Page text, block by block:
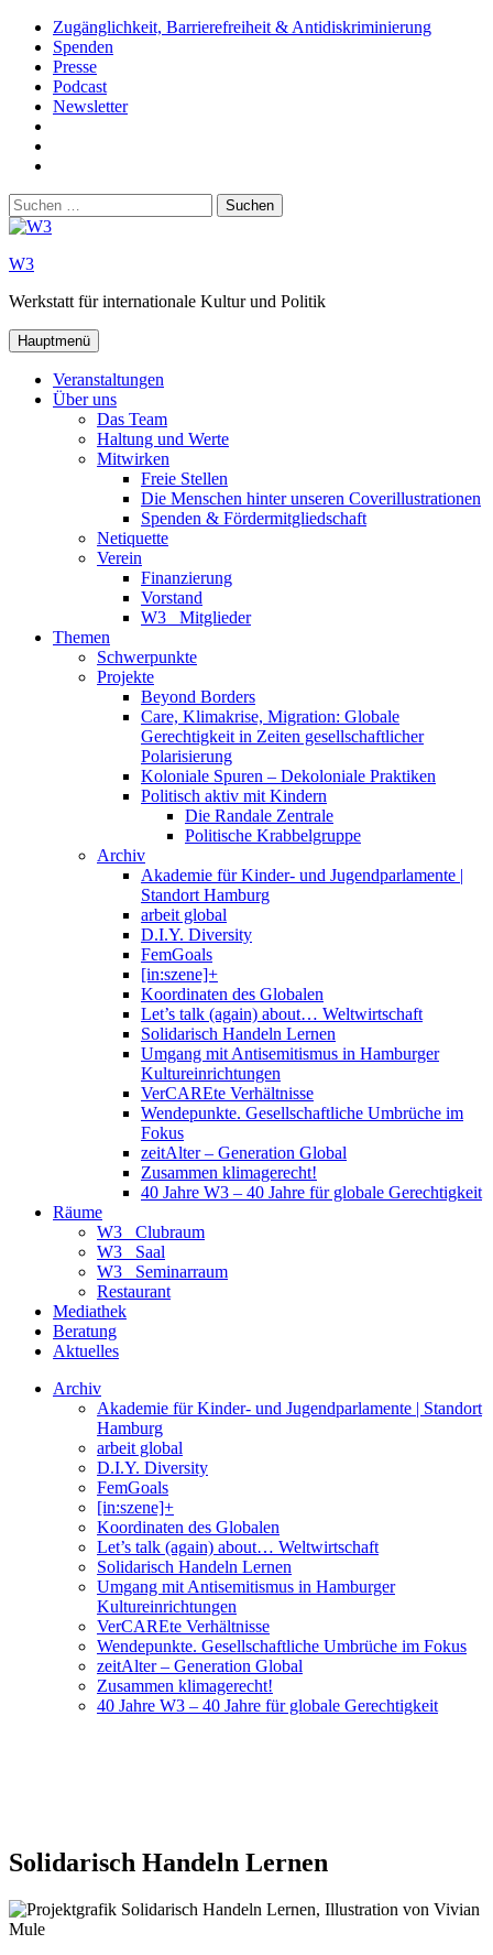
Zum
Inhalt
springen
Zugänglichkeit, Barrierefreiheit & Antidiskriminierung
Spenden
Presse
Podcast
Newsletter
Youtube
Suchen
nach:
W3
Werkstatt für internationale Kultur und Politik
Hauptmenü
Veranstaltungen
Über uns
Das Team
Haltung und Werte
Mitwirken
Freie Stellen
Die Menschen hinter unseren Coverillustrationen
Spenden & Fördermitgliedschaft
Netiquette
Verein
Finanzierung
Vorstand
W3_ Mitglieder
Themen
Schwerpunkte
Projekte
Beyond Borders
Care, Klimakrise, Migration: Globale
Gerechtigkeit in Zeiten gesellschaftlicher
Polarisierung
Koloniale Spuren – Dekoloniale Praktiken
Politisch aktiv mit Kindern
Die Randale Zentrale
Politische Krabbelgruppe
Archiv
Akademie für Kinder- und Jugendparlamente |
Standort Hamburg
arbeit global
D.I.Y. Diversity
FemGoals
[in:szene]+
Koordinaten des Globalen
Let’s talk (again) about… Weltwirtschaft
Solidarisch Handeln Lernen
Umgang mit Antisemitismus in Hamburger
Kultureinrichtungen
VerCAREte Verhältnisse
Wendepunkte. Gesellschaftliche Umbrüche im
Fokus
zeitAlter – Generation Global
Zusammen klimagerecht!
40 Jahre W3 – 40 Jahre für globale Gerechtigkeit
Räume
W3_ Clubraum
W3_ Saal
W3_ Seminarraum
Restaurant
Mediathek
Beratung
Aktuelles
Archiv
Akademie für Kinder- und Jugendparlamente | Standort
Hamburg
arbeit global
D.I.Y. Diversity
FemGoals
[in:szene]+
Koordinaten des Globalen
Let’s talk (again) about… Weltwirtschaft
Solidarisch Handeln Lernen
Umgang mit Antisemitismus in Hamburger
Kultureinrichtungen
VerCAREte Verhältnisse
Wendepunkte. Gesellschaftliche Umbrüche im Fokus
zeitAlter – Generation Global
Zusammen klimagerecht!
40 Jahre W3 – 40 Jahre für globale Gerechtigkeit
Solidarisch Handeln Lernen